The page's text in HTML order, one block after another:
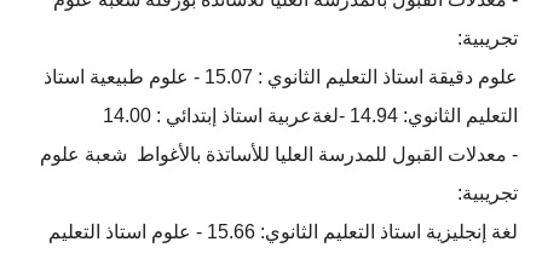
تجريبية:
علوم دقيقة استاذ التعليم الثانوي : 15.07 - علوم طبيعية استاذ
التعليم الثانوي: 14.94 -لغةعربية استاذ إبتدائي : 14.00
- معدلات القبول للمدرسة العليا للأساتذة بالأغواط شعبة علوم
تجريبية:
لغة إنجليزية استاذ التعليم الثانوي: 15.66 - علوم استاذ التعليم